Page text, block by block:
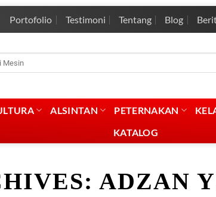
Portofolio Testimoni Tentang Blog
ALSINTAN PETERNAKAN
KATALOG
ADZAN